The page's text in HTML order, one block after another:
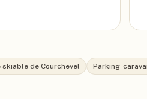
skiable de Courchevel Parking-